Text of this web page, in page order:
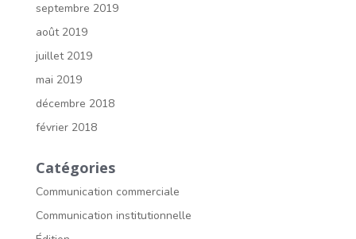
septembre 2019
août 2019
juillet 2019
mai 2019
décembre 2018
février 2018
Catégories
Communication commerciale
Communication institutionnelle